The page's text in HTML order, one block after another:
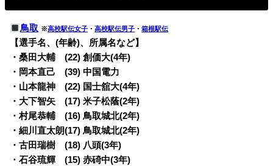
鳥取 ※高校駅伝女子 ・高校駅伝男子 ・箱根駅伝
【選手名、(年齢)、所属名など】
・桑田大輔 (22) 創価大(4年)
・岡本直己 (39) 中国電力
・山本龍神 (22) 国士舘大(4年)
・大下智矢 (17) 米子松蔭(2年)
・村尾恭輔 (16) 鳥取城北(2年)
・細川直太朗(17) 鳥取城北(2年)
・古田瑞樹 (18) 八頭(3年)
・石谷琉輝 (15) 赤碕中(3年)